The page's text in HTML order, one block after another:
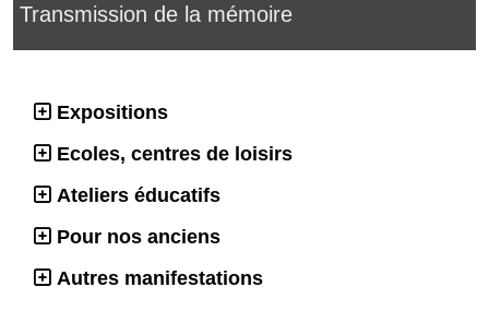
Transmission de la mémoire
Expositions
Ecoles, centres de loisirs
Ateliers éducatifs
Pour nos anciens
Autres manifestations